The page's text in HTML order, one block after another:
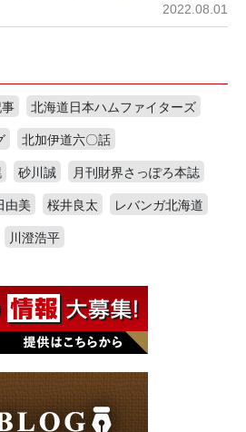
2022.08.01
北海道日本ハムファイターズ
北加伊道六〇話
砂川誠
月刊財界さっぽろ本誌
由美 桜井良太
レバンガ北海道
川澄浩平